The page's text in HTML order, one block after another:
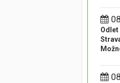
Odlet